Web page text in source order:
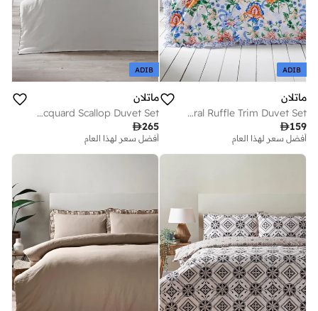
ADIB
ماتلان
Blue Sorrento Floral Ruffle Trim Duvet Set
159
أفضل سعر لهذا العام
توصيل مجاني
توصيل مجاني
ADIB
ماتلان
White Jacquard Scallop Duvet Set
265
أفضل سعر لهذا العام
توصيل مجاني
توصيل مجاني